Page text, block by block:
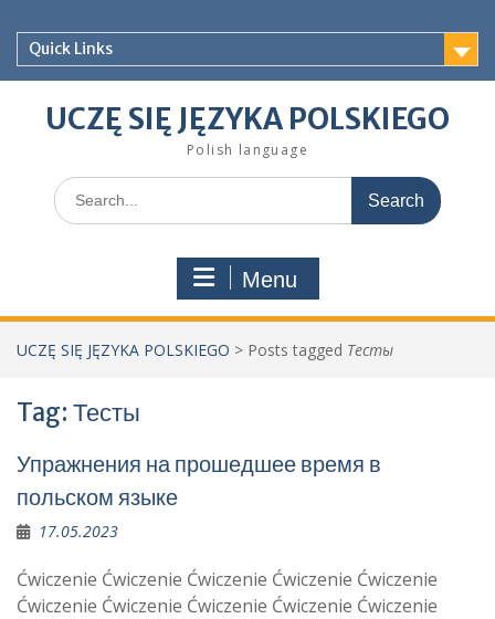
contentQuick Links
UCZĘ SIĘ JĘZYKA POLSKIEGO
Polish language
Search
for:
Menu
UCZĘ SIĘ JĘZYKA POLSKIEGO > Posts tagged Тесты
Tag: Тесты
Упражнения на прошедшее время в
польском языке
17.05.2023
Ćwiczenie Ćwiczenie Ćwiczenie Ćwiczenie Ćwiczenie
Ćwiczenie Ćwiczenie Ćwiczenie Ćwiczenie Ćwiczenie